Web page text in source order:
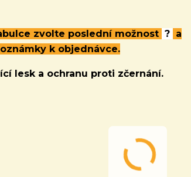
zvolte poslední možnost ? a
k objednávce.
lesk a ochranu proti zčernání.